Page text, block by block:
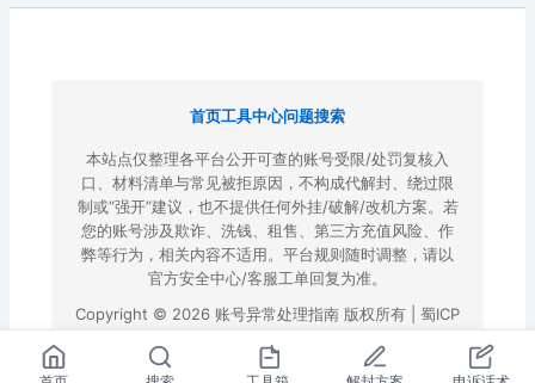
首页工具中心问题搜索
本站点仅整理各平台公开可查的账号受限/处罚复核入
口、材料清单与常见被拒原因，不构成代解封、绕过限
制或“强开”建议，也不提供任何外挂/破解/改机方案。若
您的账号涉及欺诈、洗钱、租售、第三方充值风险、作
弊等行为，相关内容不适用。平台规则随时调整，请以
官方安全中心/客服工单回复为准。
Copyright © 2026 账号异常处理指南 版权所有 | 蜀ICP